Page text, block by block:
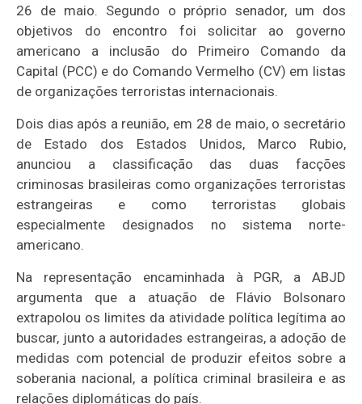
26 de maio. Segundo o próprio senador, um dos
objetivos do encontro foi solicitar ao governo
americano a inclusão do Primeiro Comando da
Capital (PCC) e do Comando Vermelho (CV) em listas
de organizações terroristas internacionais.
Dois dias após a reunião, em 28 de maio, o secretário
de Estado dos Estados Unidos, Marco Rubio,
anunciou a classificação das duas facções
criminosas brasileiras como organizações terroristas
estrangeiras e como terroristas globais
especialmente designados no sistema norte-
americano.
Na representação encaminhada à PGR, a ABJD
argumenta que a atuação de Flávio Bolsonaro
extrapolou os limites da atividade política legítima ao
buscar, junto a autoridades estrangeiras, a adoção de
medidas com potencial de produzir efeitos sobre a
soberania nacional, a política criminal brasileira e as
relações diplomáticas do país.